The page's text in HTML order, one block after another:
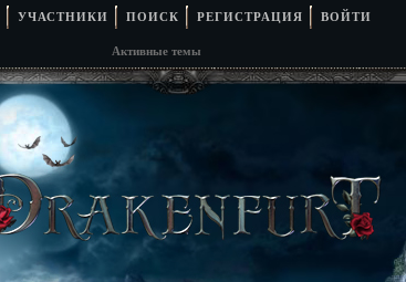
УЧАСТНИКИ ПОИСК РЕГИСТРАЦИЯ
ВОЙТИ
Активные темы